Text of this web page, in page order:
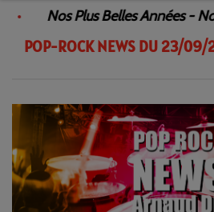
Nos Plus Belles Années -
Rediffusions de nos émissions
POP-ROCK NEWS DU 23/